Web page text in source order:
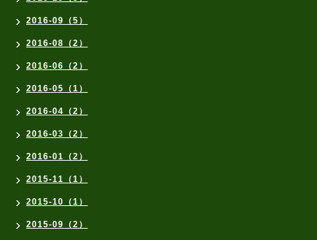
2016-09（5）
2016-08（2）
2016-06（2）
2016-05（1）
2016-04（2）
2016-03（2）
2016-01（2）
2015-11（1）
2015-10（1）
2015-09（2）